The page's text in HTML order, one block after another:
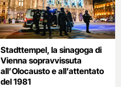
Stadttempel, la sinagoga di
Vienna sopravvissuta
all’Olocausto e all’attentato
del 1981